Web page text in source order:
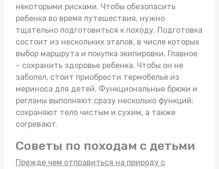
некоторыми рисками. Чтобы обезопасить
ребенка во время путешествия, нужно
тщательно подготовиться к походу. Подготовка
состоит из нескольких этапов, в числе которых
выбор маршрута и покупка экипировки. Главное
– сохранить здоровье ребенка. Чтобы он не
заболел, стоит приобрести термобелье из
мериноса для детей. Функциональные брюки и
регланы выполняют сразу несколько функций:
сохраняют тело чистым и сухим, а также
согревают.
Советы по походам с детьми
Прежде чем отправиться на природу с